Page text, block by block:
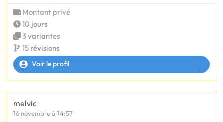
Montant privé
10 jours
3 variantes
15 révisions
Voir le profil
melvic
16 novembre à 14:57